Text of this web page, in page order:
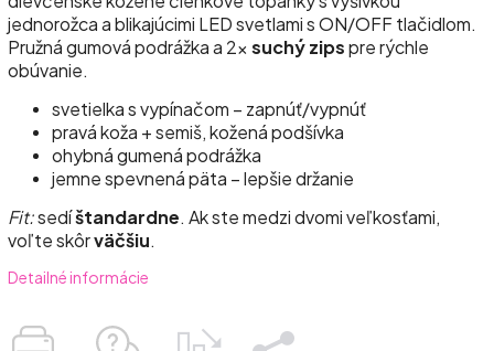
jednorožca a blikajúcimi LED svetlami s ON/OFF tlačidlom.
Pružná gumová podrážka a 2× suchý zipspre rýchle
obúvanie.
svetielka s vypínačom – zapnúť/vypnúť
pravá koža + semiš, kožená podšívka
ohybná gumená podrážka
jemne spevnená päta – lepšie držanie
Fit:sedíštandardne. Ak ste medzi dvomi veľkosťami,
voľte skôrväčšiu.
Detailné informácie